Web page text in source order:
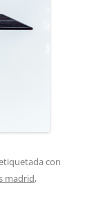
con
madrid,